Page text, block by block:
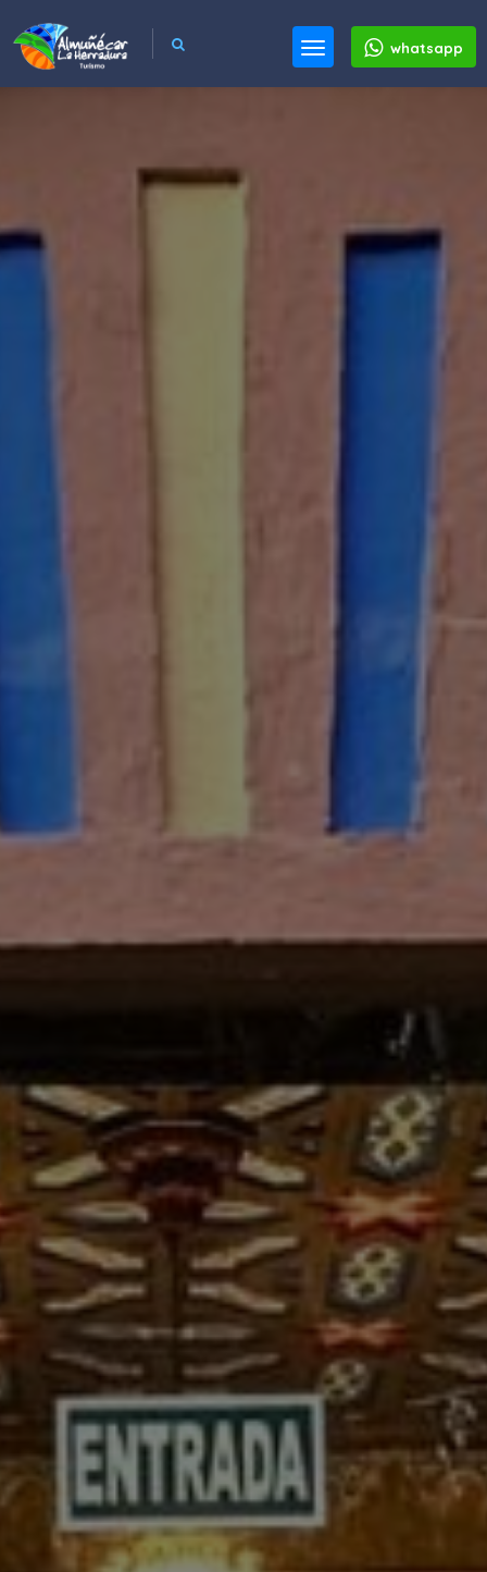
whatsapp